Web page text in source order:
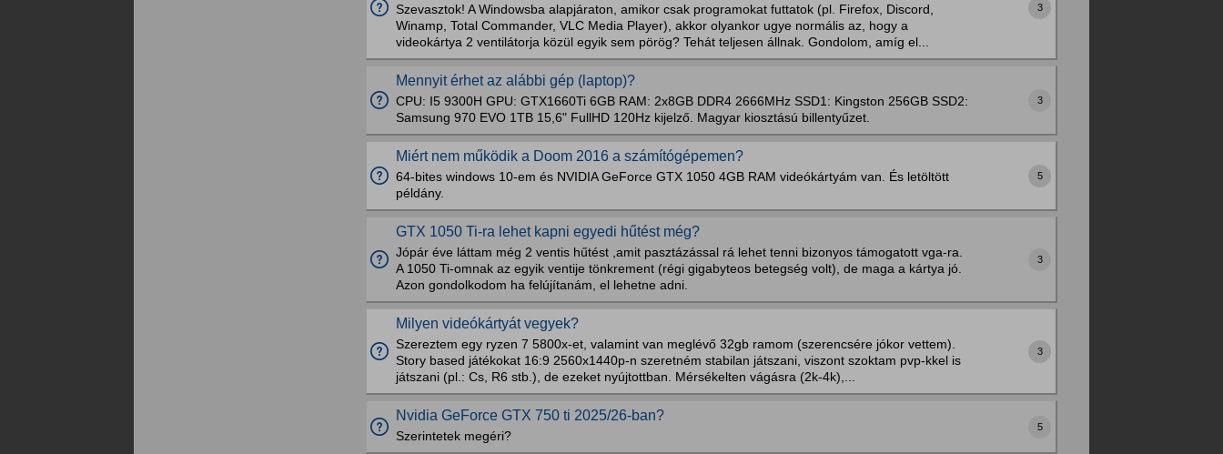
Szevasztok! A Windowsba alapjáraton, amikor csak programokat futtatok (pl. Firefox, Discord,
Winamp, Total Commander, VLC Media Player), akkor olyankor ugye normális az, hogy a
videokártya 2 ventilátorja közül egyik sem pörög? Tehát teljesen állnak. Gondolom, amíg el...
3
Mennyit érhet az alábbi gép (laptop)?
CPU: I5 9300H GPU: GTX1660Ti 6GB RAM: 2x8GB DDR4 2666MHz SSD1: Kingston 256GB SSD2:
Samsung 970 EVO 1TB 15,6" FullHD 120Hz kijelző. Magyar kiosztású billentyűzet.
3
Miért nem működik a Doom 2016 a számítógépemen?
64-bites windows 10-em és NVIDIA GeForce GTX 1050 4GB RAM videókártyám van. És letöltött
példány.
5
GTX 1050 Ti-ra lehet kapni egyedi hűtést még?
Jópár éve láttam még 2 ventis hűtést ,amit pasztázással rá lehet tenni bizonyos támogatott vga-ra.
A 1050 Ti-omnak az egyik ventije tönkrement (régi gigabyteos betegség volt), de maga a kártya jó.
Azon gondolkodom ha felújítanám, el lehetne adni.
3
Milyen videókártyát vegyek?
Szereztem egy ryzen 7 5800x-et, valamint van meglévő 32gb ramom (szerencsére jókor vettem).
Story based játékokat 16:9 2560x1440p-n szeretném stabilan játszani, viszont szoktam pvp-kkel is
játszani (pl.: Cs, R6 stb.), de ezeket nyújtottban. Mérsékelten vágásra (2k-4k),...
3
Nvidia GeForce GTX 750 ti 2025/26-ban?
Szerintetek megéri?
5